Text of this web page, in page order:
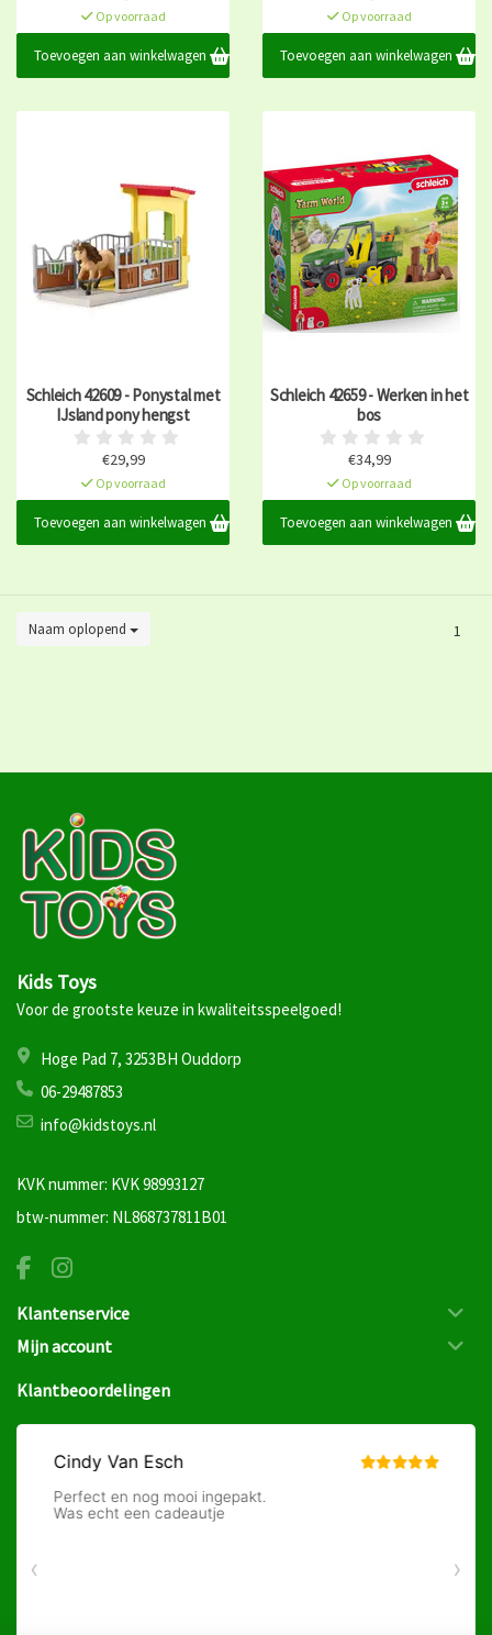
Op voorraad
Toevoegen aan winkelwagen
Op voorraad
Toevoegen aan winkelwagen
Schleich 42609 - Ponystal met
IJsland pony hengst
€29,99
Op voorraad
Toevoegen aan winkelwagen
Schleich 42659 - Werken in het
bos
€34,99
Op voorraad
Toevoegen aan winkelwagen
Naam oplopend 1
Kids Toys
Voor de grootste keuze in kwaliteitsspeelgoed!
Hoge Pad 7, 3253BH Ouddorp
06-29487853
info@kidstoys.nl
KVK nummer: KVK 98993127
btw-nummer: NL868737811B01
Klantenservice
Mijn account
Klantbeoordelingen